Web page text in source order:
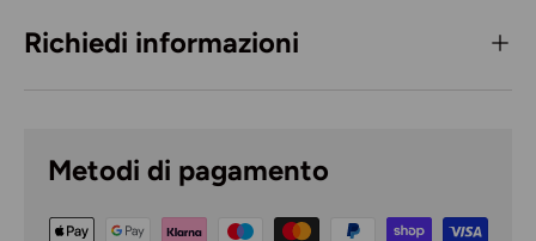
Richiedi informazioni
Metodi di pagamento